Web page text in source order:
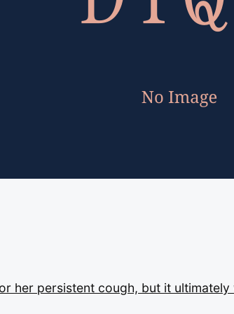
her persistent cough, but it ultimately